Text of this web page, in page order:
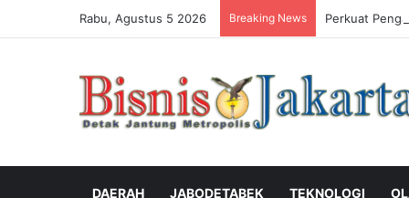
Rabu, Agustus 5 2026 Breaking News Perkuat
DAERAH JABODETABEK TEKNOLOGI